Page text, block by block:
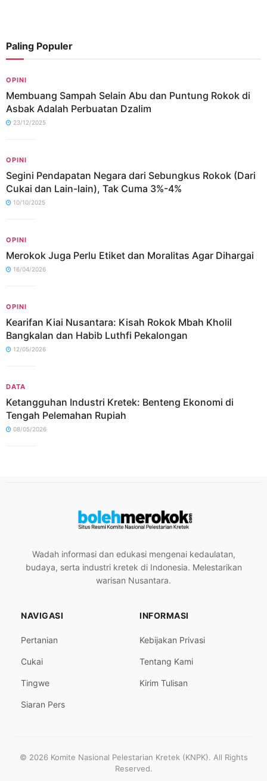
Paling Populer
OPINI
Membuang Sampah Selain Abu dan Puntung Rokok di
Asbak Adalah Perbuatan Dzalim
23/12/2025
OPINI
Segini Pendapatan Negara dari Sebungkus Rokok (Dari
Cukai dan Lain-lain), Tak Cuma 3%-4%
10/10/2025
OPINI
Merokok Juga Perlu Etiket dan Moralitas Agar Dihargai
16/04/2026
OPINI
Kearifan Kiai Nusantara: Kisah Rokok Mbah Kholil
Bangkalan dan Habib Luthfi Pekalongan
12/05/2026
DATA
Ketangguhan Industri Kretek: Benteng Ekonomi di
Tengah Pelemahan Rupiah
08/05/2026
Wadah informasi dan edukasi mengenai kedaulatan,
budaya, serta industri kretek di Indonesia. Melestarikan
warisan Nusantara.
NAVIGASI
Pertanian
Cukai
Tingwe
Siaran Pers
INFORMASI
Kebijakan Privasi
Tentang Kami
Kirim Tulisan
© 2026 Komite Nasional Pelestarian Kretek (KNPK). All Rights
Reserved.